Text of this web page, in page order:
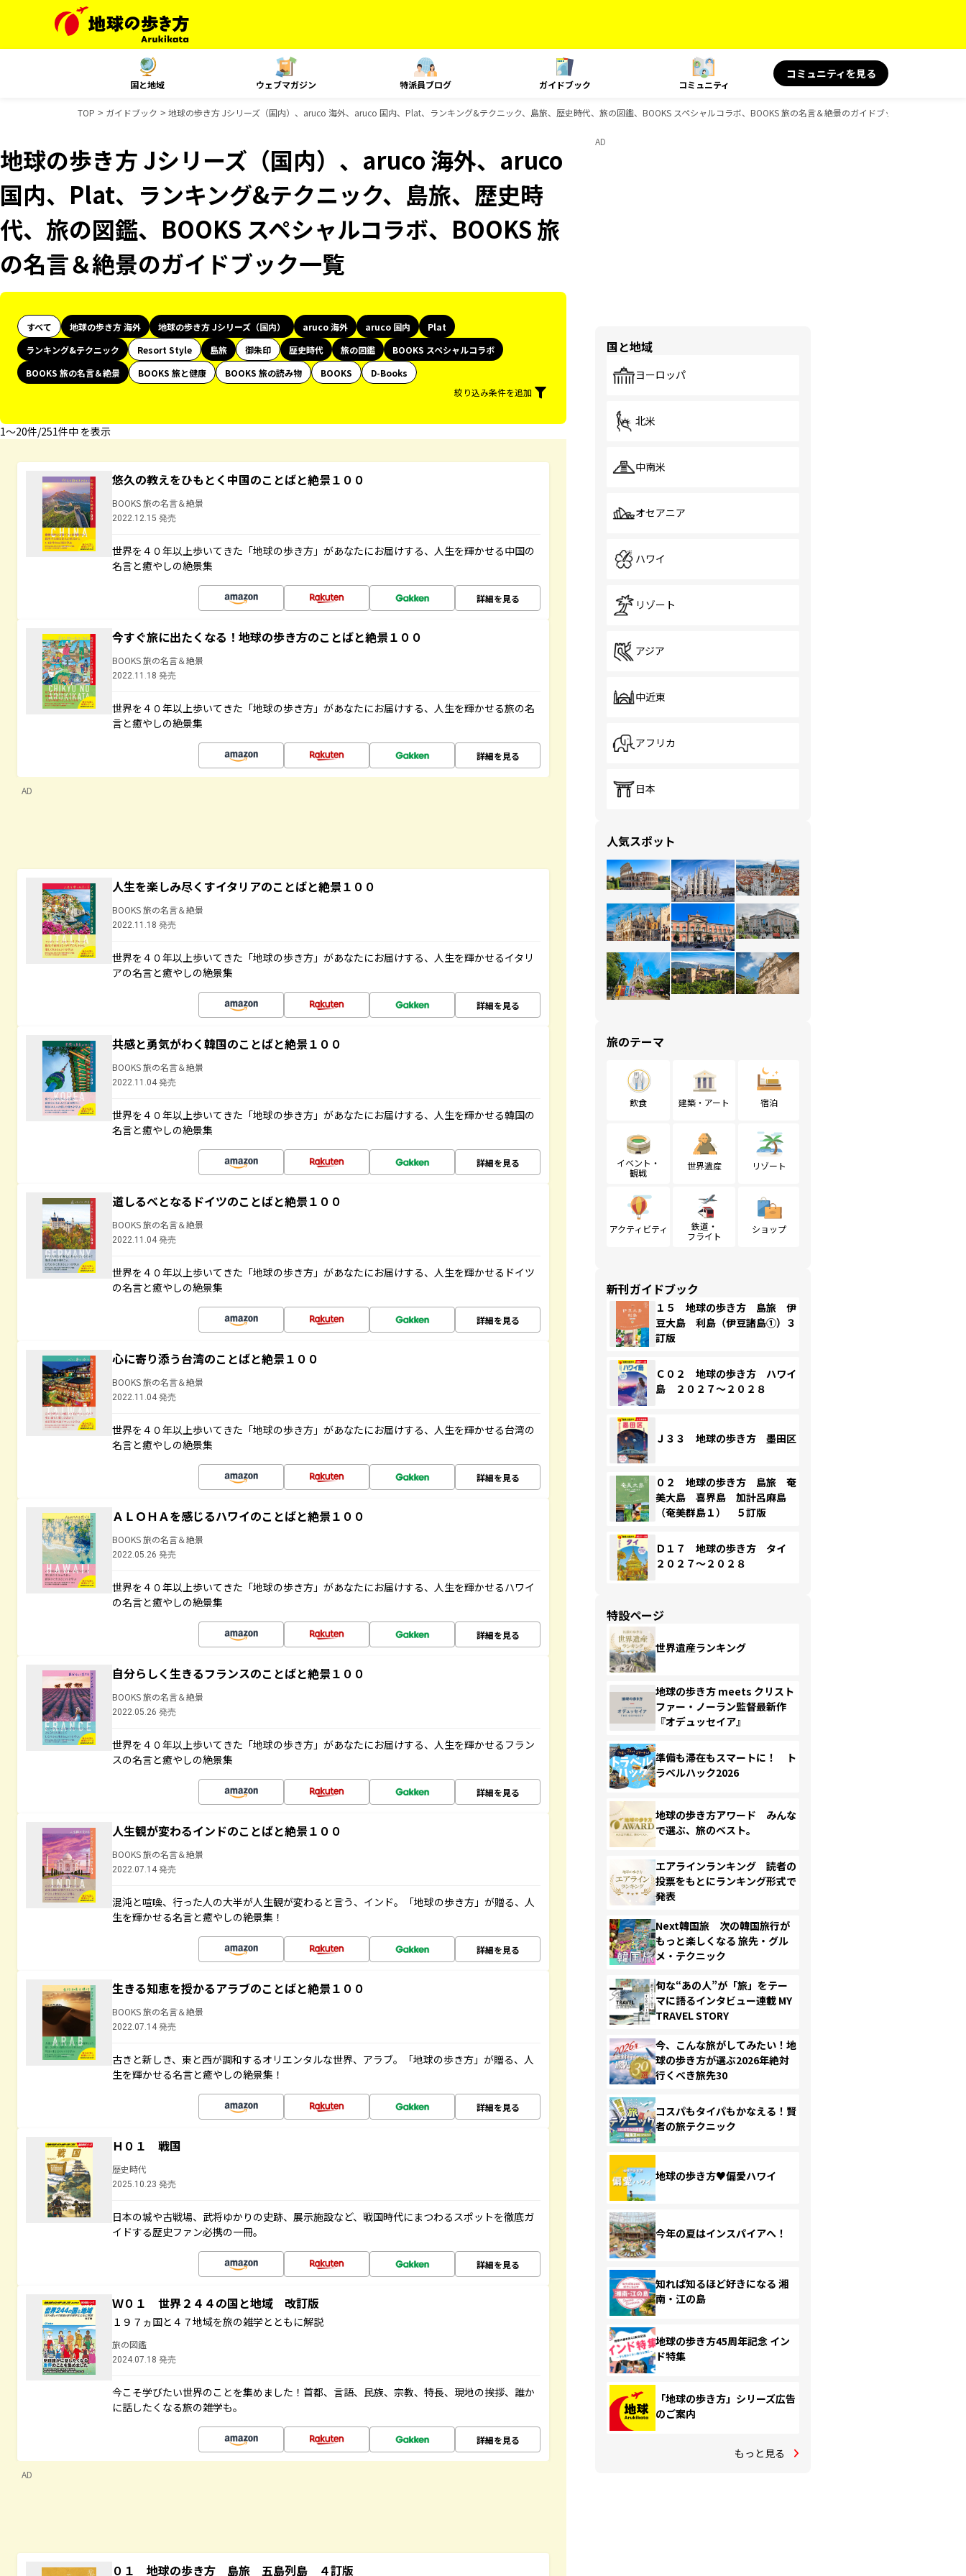
国と地域 ウェブマガジン 特派員ブログ ガイドブック コミュニティ
コミュニティを見る
TOP ガイドブック 地球の歩き方 Jシリーズ（国内）、aruco 海外、aruco 国内、Plat、ランキング&テクニック、島旅、歴史時代、旅の図鑑、BOOKS スペシャルコラボ、BOOKS 旅の名言＆絶景のガイドブック一覧
地球の歩き方 Jシリーズ（国内）、aruco 海外、aruco
国内、Plat、ランキング&テクニック、島旅、歴史時
代、旅の図鑑、BOOKS スペシャルコラボ、BOOKS 旅
の名言＆絶景のガイドブック一覧
すべて 地球の歩き方 海外 地球の歩き方 Jシリーズ（国内） aruco 海外 aruco 国内
Plat
ランキング&テクニック
Resort Style 島旅 御朱印 歴史時代 旅の図鑑
BOOKS スペシャルコラボ
BOOKS 旅の名言＆絶景
BOOKS 旅と健康 BOOKS 旅の読み物 BOOKS
D-Books
絞り込み条件を追加
1〜20件/251件中 を表示
悠久の教えをひもとく中国のことばと絶景１００
BOOKS 旅の名言＆絶景
2022.12.15 発売
世界を４０年以上歩いてきた「地球の歩き方」があなたにお届けする、人生を輝かせる中国の
名言と癒やしの絶景集
詳細を見る
今すぐ旅に出たくなる！地球の歩き方のことばと絶景１００
BOOKS 旅の名言＆絶景
2022.11.18 発売
世界を４０年以上歩いてきた「地球の歩き方」があなたにお届けする、人生を輝かせる旅の名
言と癒やしの絶景集
詳細を見る
AD
人生を楽しみ尽くすイタリアのことばと絶景１００
BOOKS 旅の名言＆絶景
2022.11.18 発売
世界を４０年以上歩いてきた「地球の歩き方」があなたにお届けする、人生を輝かせるイタリ
アの名言と癒やしの絶景集
詳細を見る
共感と勇気がわく韓国のことばと絶景１００
BOOKS 旅の名言＆絶景
2022.11.04 発売
世界を４０年以上歩いてきた「地球の歩き方」があなたにお届けする、人生を輝かせる韓国の
名言と癒やしの絶景集
詳細を見る
道しるべとなるドイツのことばと絶景１００
BOOKS 旅の名言＆絶景
2022.11.04 発売
世界を４０年以上歩いてきた「地球の歩き方」があなたにお届けする、人生を輝かせるドイツ
の名言と癒やしの絶景集
詳細を見る
心に寄り添う台湾のことばと絶景１００
BOOKS 旅の名言＆絶景
2022.11.04 発売
世界を４０年以上歩いてきた「地球の歩き方」があなたにお届けする、人生を輝かせる台湾の
名言と癒やしの絶景集
詳細を見る
ＡＬＯＨＡを感じるハワイのことばと絶景１００
BOOKS 旅の名言＆絶景
2022.05.26 発売
世界を４０年以上歩いてきた「地球の歩き方」があなたにお届けする、人生を輝かせるハワイ
の名言と癒やしの絶景集
詳細を見る
自分らしく生きるフランスのことばと絶景１００
BOOKS 旅の名言＆絶景
2022.05.26 発売
世界を４０年以上歩いてきた「地球の歩き方」があなたにお届けする、人生を輝かせるフラン
スの名言と癒やしの絶景集
詳細を見る
人生観が変わるインドのことばと絶景１００
BOOKS 旅の名言＆絶景
2022.07.14 発売
混沌と喧噪、行った人の大半が人生観が変わると言う、インド。「地球の歩き方」が贈る、人
生を輝かせる名言と癒やしの絶景集！
詳細を見る
生きる知恵を授かるアラブのことばと絶景１００
BOOKS 旅の名言＆絶景
2022.07.14 発売
古きと新しき、東と西が調和するオリエンタルな世界、アラブ。「地球の歩き方」が贈る、人
生を輝かせる名言と癒やしの絶景集！
詳細を見る
Ｈ０１ 戦国
歴史時代
2025.10.23 発売
日本の城や古戦場、武将ゆかりの史跡、展示施設など、戦国時代にまつわるスポットを徹底ガ
イドする歴史ファン必携の一冊。
詳細を見る
Ｗ０１ 世界２４４の国と地域 改訂版
１９７ヵ国と４７地域を旅の雑学とともに解説
旅の図鑑
2024.07.18 発売
今こそ学びたい世界のことを集めました！首都、言語、民族、宗教、特長、現地の挨拶、誰か
に話したくなる旅の雑学も。
詳細を見る
AD
０１ 地球の歩き方 島旅 五島列島 ４訂版
AD
国と地域
ヨーロッパ
北米
中南米
オセアニア
ハワイ
リゾート
アジア
中近東
アフリカ
日本
人気スポット
旅のテーマ
飲食 建築・アート 宿泊
イベント・
観戦
世界遺産 リゾート
アクティビティ
鉄道・
フライト
ショップ
新刊ガイドブック
１５ 地球の歩き方 島旅 伊
豆大島 利島（伊豆諸島①）３
訂版
Ｃ０２ 地球の歩き方 ハワイ
島 ２０２７～２０２８
Ｊ３３ 地球の歩き方 墨田区
０２ 地球の歩き方 島旅 奄
美大島 喜界島 加計呂麻島
（奄美群島１） ５訂版
Ｄ１７ 地球の歩き方 タイ
２０２７～２０２８
特設ページ
世界遺産ランキング
地球の歩き方 meets クリスト
ファー・ノーラン監督最新作
『オデュッセイア』
準備も滞在もスマートに！ ト
ラベルハック2026
地球の歩き方アワード みんな
で選ぶ、旅のベスト。
エアラインランキング 読者の
投票をもとにランキング形式で
発表
Next韓国旅 次の韓国旅行が
もっと楽しくなる 旅先・グル
メ・テクニック
旬な“あの人”が「旅」をテー
マに語るインタビュー連載 MY
TRAVEL STORY
今、こんな旅がしてみたい！地
球の歩き方が選ぶ2026年絶対
行くべき旅先30
コスパもタイパもかなえる！賢
者の旅テクニック
地球の歩き方♥偏愛ハワイ
今年の夏はインスパイアへ！
知れば知るほど好きになる 湘
南・江の島
地球の歩き方45周年記念 イン
ド特集
「地球の歩き方」シリーズ広告
のご案内
もっと見る